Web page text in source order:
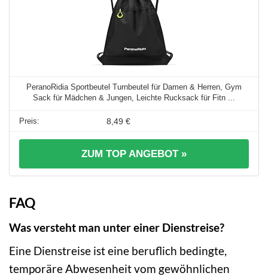
PeranoRidia Sportbeutel Turnbeutel für Damen & Herren, Gym
Sack für Mädchen & Jungen, Leichte Rucksack für Fitn ...
8,49 €
ZUM TOP ANGEBOT »
FAQ
Was versteht man unter einer Dienstreise?
Eine Dienstreise ist eine beruflich bedingte,
temporäre Abwesenheit vom gewöhnlichen